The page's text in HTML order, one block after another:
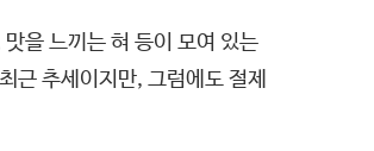
을 느끼는 혀 등이 모여 있는
근 추세이지만, 그럼에도 절제